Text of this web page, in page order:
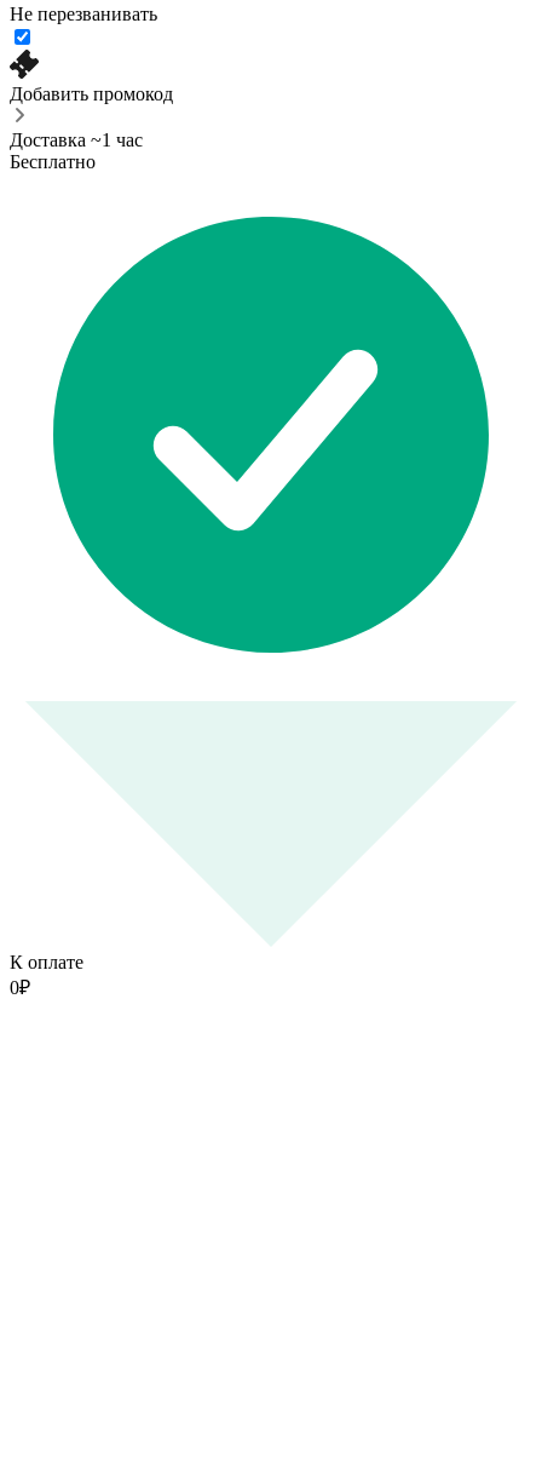
Не перезванивать
Добавить промокод
Доставка ~1 час
Бесплатно
К оплате
0₽